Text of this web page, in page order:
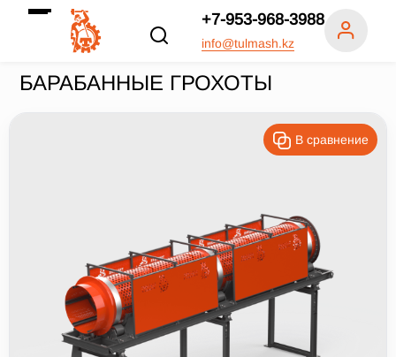
+7-953-968-3988
info@tulmash.kz
БАРАБАННЫЕ ГРОХОТЫ
В сравнение